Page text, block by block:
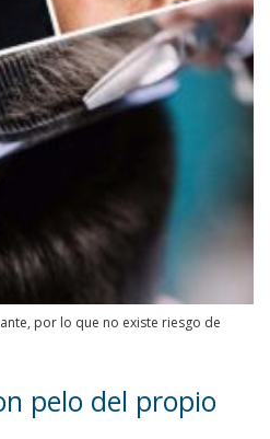
por lo que no existe riesgo de
pelo del propio